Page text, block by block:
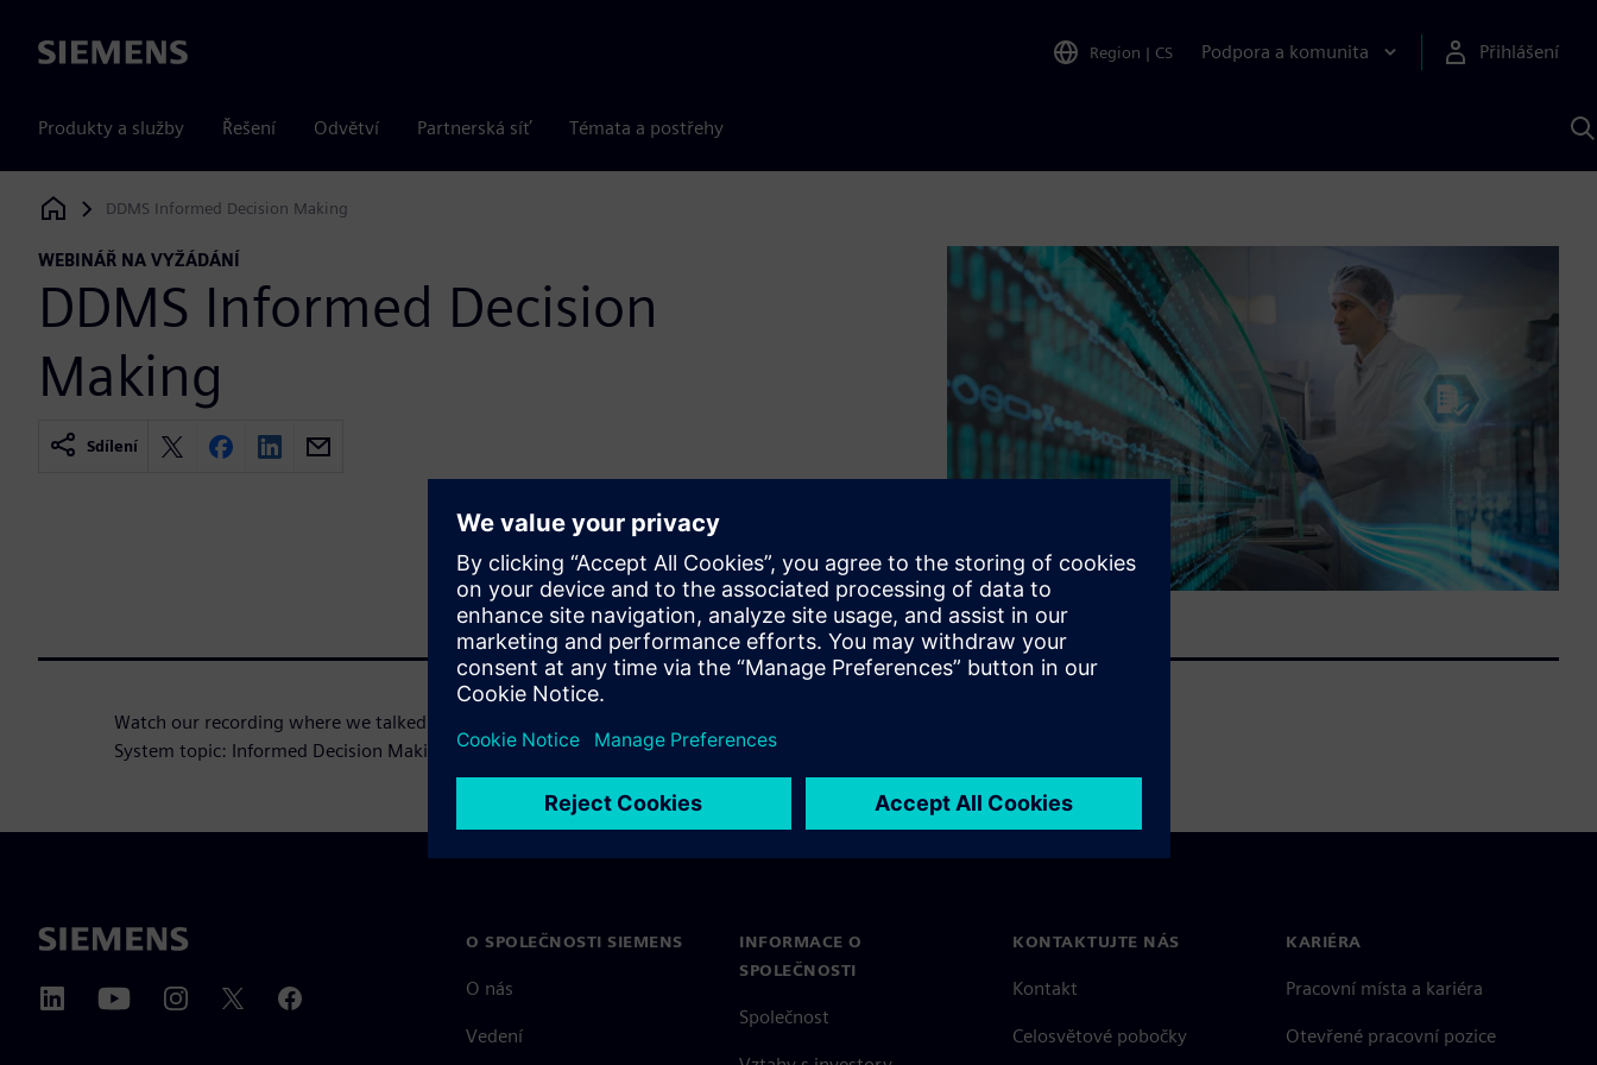
Siemens Region | CS Podpora a komunita Přihlášení
Produkty a služby Řešení Odvětví Partnerská síť Témata a postřehy
Siemens Digital Industries Software
DDMS Informed Decision Making
WEBINÁŘ NA VYŽÁDÁNÍ
DDMS Informed Decision
Making
Sdílení
Watch our recording where we talked about Data and Document Management
System topic: Informed Decision Making.
O SPOLEČNOSTI SIEMENS
O nás
Vedení
INFORMACE O
SPOLEČNOSTI
Společnost
KONTAKTUJTE NÁS
Kontakt
Celosvětové pobočky
KARIÉRA
Pracovní místa a kariéra
Otevřené pracovní pozice